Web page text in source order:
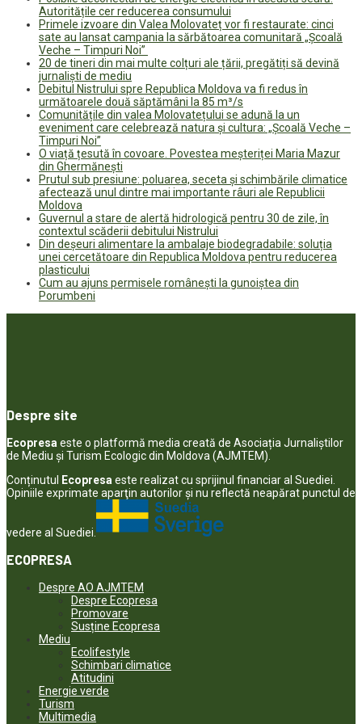
Autoritățile cer reducerea consumului
Primele izvoare din Valea Molovateț vor fi restaurate: cinci
sate au lansat campania la sărbătoarea comunitară „Școală
Veche – Timpuri Noi”
20 de tineri din mai multe colțuri ale țării, pregătiți să devină
jurnaliști de mediu
Debitul Nistrului spre Republica Moldova va fi redus în
următoarele două săptămâni la 85 m³/s
Comunitățile din valea Molovatețului se adună la un
eveniment care celebrează natura și cultura: „Școală Veche –
Timpuri Noi”
O viață țesută în covoare. Povestea meșteriței Maria Mazur
din Ghermănești
Prutul sub presiune: poluarea, seceta și schimbările climatice
afectează unul dintre mai importante râuri ale Republicii
Moldova
Guvernul a stare de alertă hidrologică pentru 30 de zile, în
contextul scăderii debitului Nistrului
Din deșeuri alimentare la ambalaje biodegradabile: soluția
unei cercetătoare din Republica Moldova pentru reducerea
plasticului
Cum au ajuns permisele românești la gunoiștea din
Porumbeni
Despre site
Ecopresa este o platformă media creată de Asociația Jurnaliștilor
de Mediu și Turism Ecologic din Moldova (AJMTEM).
Conținutul
Ecopresa este realizat cu sprijinul financiar al Suediei.
Opiniile exprimate aparţin autorilor şi nu reflectă neapărat punctul de
vedere al Suediei.
ECOPRESA
Despre AO AJMTEM
Despre Ecopresa
Promovare
Susține Ecopresa
Mediu
Ecolifestyle
Schimbari climatice
Atitudini
Energie verde
Turism
Multimedia